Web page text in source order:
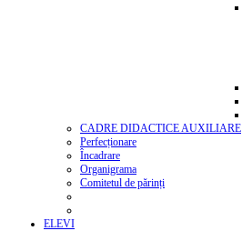
CADRE DIDACTICE AUXILIARE
Perfecționare
Încadrare
Organigrama
Comitetul de părinți
ELEVI